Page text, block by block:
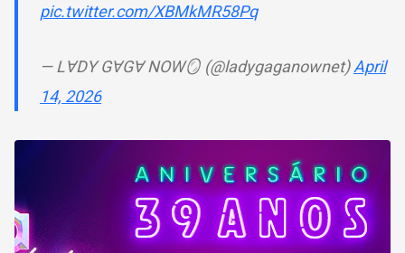
pic.twitter.com/XBMkMR58Pq
— LⱯDY GⱯGⱯ NOW🪞 (@ladygaganownet)April
14, 2026